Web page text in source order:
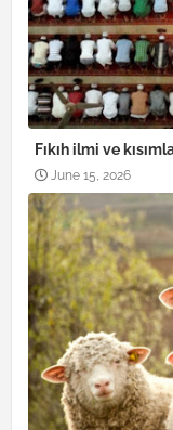
Fıkıh ilmi ve
June 15, 2026